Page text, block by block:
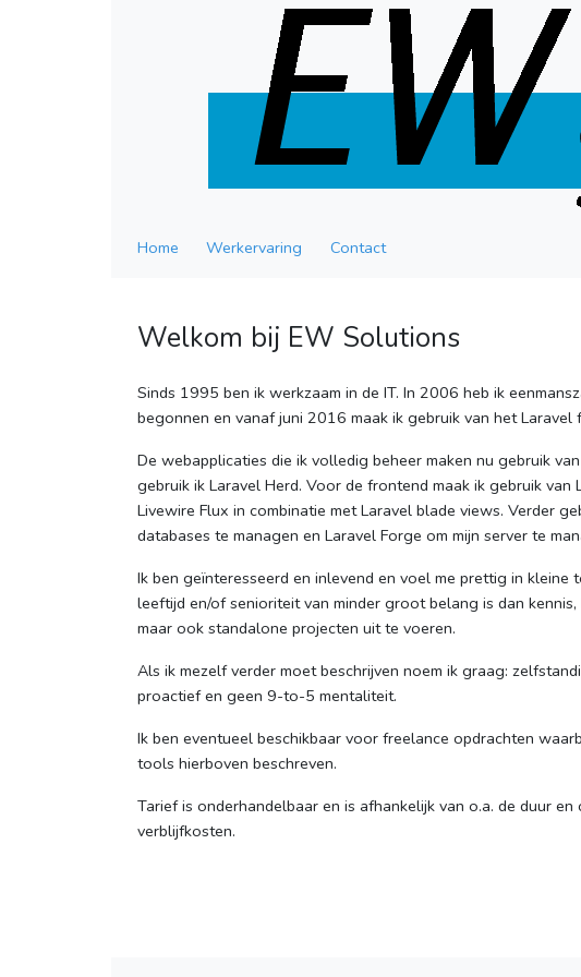
Home Werkervaring Contact
Welkom bij EW Solutions
Sinds 1995 ben ik werkzaam in de IT. In 2006 heb ik
begonnen en vanaf juni 2016 maak ik gebruik van het Laravel
De webapplicaties die ik volledig beheer maken nu gebruik
gebruik ik Laravel Herd. Voor de frontend maak ik gebruik
Livewire Flux in combinatie met Laravel blade views. Verder
databases te managen en Laravel Forge om mijn server te
Ik ben geïnteresseerd en inlevend en voel me prettig in
leeftijd en/of senioriteit van minder groot belang is dan
maar ook standalone projecten uit te voeren.
Als ik mezelf verder moet beschrijven noem ik graag:
proactief en geen 9-to-5 mentaliteit.
Ik ben eventueel beschikbaar voor freelance opdrachten
tools hierboven beschreven.
Tarief is onderhandelbaar en is afhankelijk van o.a. de duur
verblijfkosten.